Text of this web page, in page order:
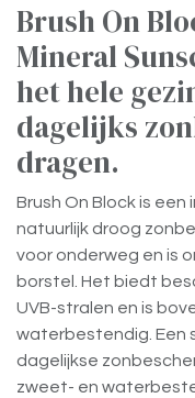
Brush On
Mineral
het hele
dagelijks
dragen.
Brush On Block is
natuurlijk droog
voor onderweg en is
borstel. Het biedt
UVB-stralen en is
waterbestendig. Een
dagelijkse
zweet- en